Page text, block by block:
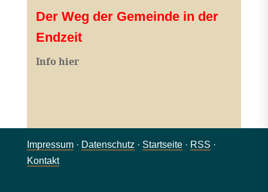
Der Weg der Gemeinde in der
Endzeit
Info hier
Impressum· Datenschutz · Startseite· RSS ·
Kontakt